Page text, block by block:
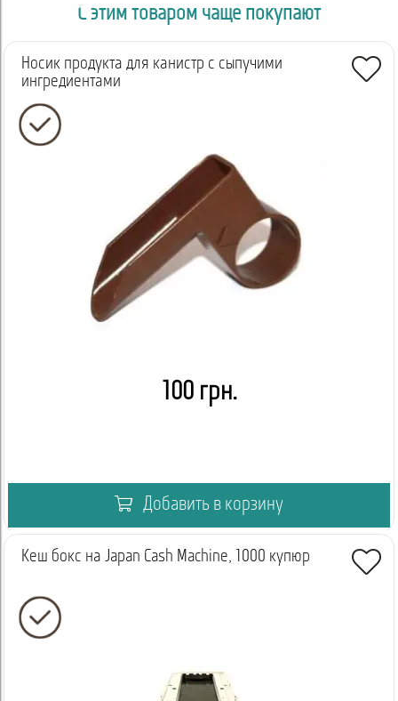
С этим товаром чаще покупают
Носик продукта для канистр с сыпучими
ингредиентами
100 грн.
Добавить в корзину
Кеш бокс на Japan Cash Machine, 1000 купюр